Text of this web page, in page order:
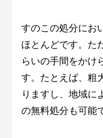
すのこの処分にお
ほとんどです。た
らいの手間をかけ
す。たとえば、粗
りますし、地域に
の無料処分も可能